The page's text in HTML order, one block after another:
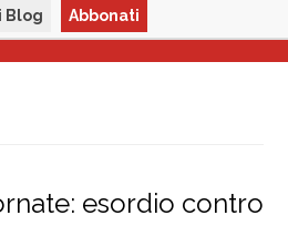
Blog Abbonati
esordio contro